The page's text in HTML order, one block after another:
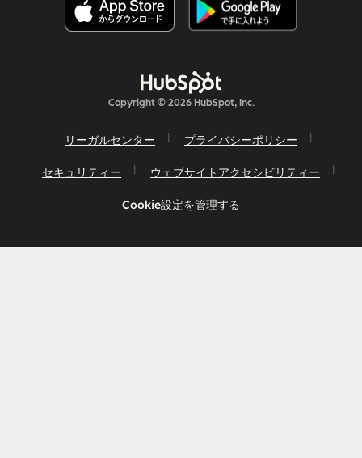
Copyright © 2026 HubSpot, Inc.
リーガルセンター プライバシーポリシー
セキュリティー ウェブサイトアクセシビリティー
Cookie設定を管理する